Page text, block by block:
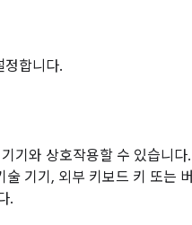
합니다.
기와 상호작용할 수 있습니다.
기기, 외부 키보드 키 또는 버
.